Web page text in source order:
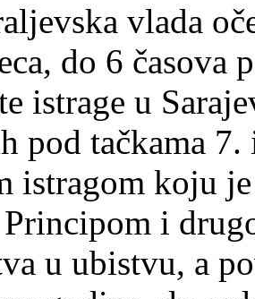
vlada
do 6 časova
istrage u
pod tačkama
istragom koju
i
u ubistvu, a